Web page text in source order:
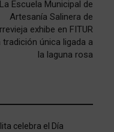
La Escuela Municipal de
Artesanía Salinera de
exhibe en FITUR
tradición única ligada a
la laguna rosa
celebra el Día